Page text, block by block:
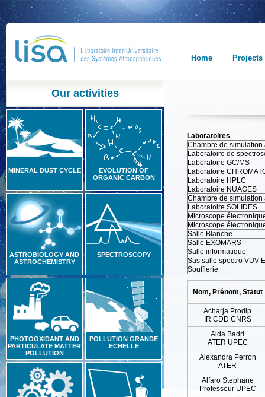
Home Projects
Our activities
MINERAL DUST CYCLE
EVOLUTION OF
ORGANIC CARBON
ASTROBIOLOGY AND
ASTROCHEMISTRY
SPECTROSCOPY
PHOTOOXIDANT AND
PARTICULATE MATTER
POLLUTION
POLLUTION GRANDE
ECHELLE
Laboratoires
Chambre de
Laboratoire de
Laboratoire GC/MS
Laboratoire
Laboratoire HPLC
Laboratoire NUAGES
Chambre de
Laboratoire SOLIDES
Microscope
Microscope
Salle Blanche
Salle EXOMARS
Salle informatique
Sas salle spectro VUV
Soufflerie
Nom, Prénom, Statut
Acharja Prodip
IR CDD CNRS
Aida Badri
ATER UPEC
Alexandra Perron
ATER
Alfaro Stephane
Professeur UPEC